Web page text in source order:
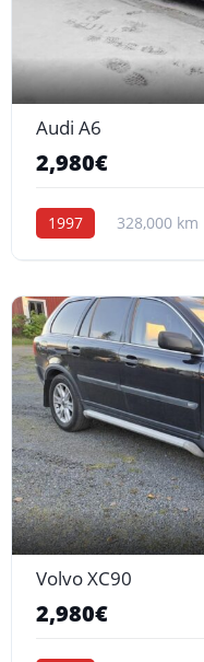
Audi A6
2,980€
1997 328,000 km
Volvo XC90
2,980€